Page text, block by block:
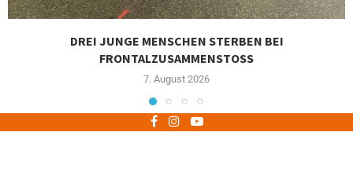
DREI JUNGE MENSCHEN STERBEN BEI
FRONTALZUSAMMENSTOSS
7. August 2026